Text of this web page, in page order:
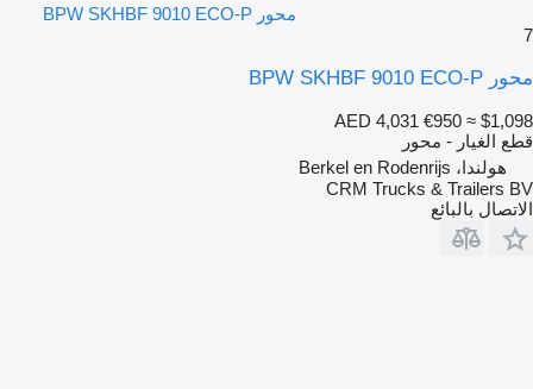
محور BPW SKHBF 9010 ECO-P
7
محور BPW SKHBF 9010 ECO-P
AED 4,031 €950 ≈ $1,098
قطع الغيار - محور
هولندا، Berkel en Rodenrijs
CRM Trucks & Trailers BV
الاتصال بالبائع